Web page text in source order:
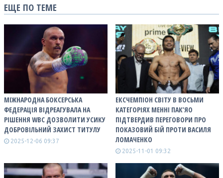
ЕЩЕ ПО ТЕМЕ
МІЖНАРОДНА БОКСЕРСЬКА
ФЕДЕРАЦІЯ ВІДРЕАГУВАЛА НА
РІШЕННЯ WBC ДОЗВОЛИТИ УСИКУ
ДОБРОВІЛЬНИЙ ЗАХИСТ ТИТУЛУ
2025-12-06 09:37
ЕКСЧЕМПІОН СВІТУ В ВОСЬМИ
КАТЕГОРІЯХ МЕННІ ПАК’ЯО
ПІДТВЕРДИВ ПЕРЕГОВОРИ ПРО
ПОКАЗОВИЙ БІЙ ПРОТИ ВАСИЛЯ
ЛОМАЧЕНКО
2025-11-01 09:32